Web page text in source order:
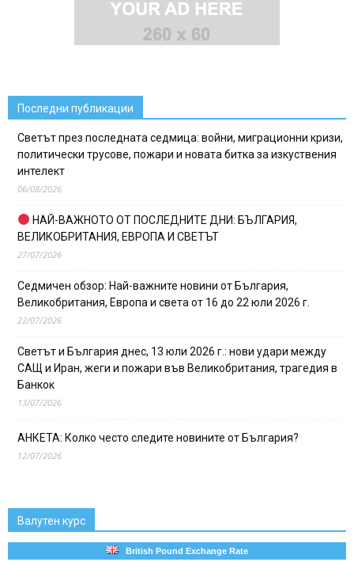
Последни публикации
Светът през последната седмица: войни, миграционни кризи,
политически трусове, пожари и новата битка за изкуствения
интелект
06/08/2026
НАЙ-ВАЖНОТО ОТ ПОСЛЕДНИТЕ ДНИ: БЪЛГАРИЯ,
ВЕЛИКОБРИТАНИЯ, ЕВРОПА И СВЕТЪТ
27/07/2026
Седмичен обзор: Най-важните новини от България,
Великобритания, Европа и света от 16 до 22 юли 2026 г.
22/07/2026
Светът и България днес, 13 юли 2026 г.: нови удари между
САЩ и Иран, жеги и пожари във Великобритания, трагедия в
Банкок
13/07/2026
АНКЕТА: Колко често следите новините от България?
12/07/2026
Валутен курс
British Pound Exchange Rate